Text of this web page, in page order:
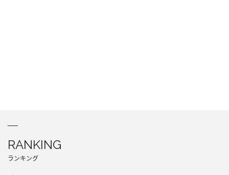
RANKING
ランキング